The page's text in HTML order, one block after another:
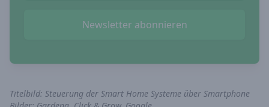
Newsletter abonnieren
Titelbild: Steuerung der Smart Home Systeme über Smartphone